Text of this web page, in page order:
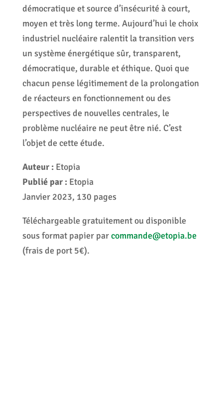
démocratique et source d’insécurité à court,
moyen et très long terme. Aujourd’hui le choix
industriel nucléaire ralentit la transition vers
un système énergétique sûr, transparent,
démocratique, durable et éthique. Quoi que
chacun pense légitimement de la prolongation
de réacteurs en fonctionnement ou des
perspectives de nouvelles centrales, le
problème nucléaire ne peut être nié. C’est
l’objet de cette étude.
Auteur : Etopia
Publié par : Etopia
Janvier 2023, 130 pages
Téléchargeable gratuitement ou disponible
sous format papier parcommande@etopia.be
(frais de port 5€).